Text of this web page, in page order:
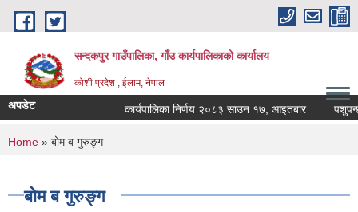
Skip to main content
सन्दकपुर गाउँपालिका, गाँउ कार्यपालिकाको कार्यालय
कोशी प्रदेश , ईलाम, नेपाल
अपडेट कार्यपालिका निर्णय २०८३ साउन १७, आइतबार
You are here
Home » बोम ब गुरुङ्ग
बोम ब गुरुङ्ग